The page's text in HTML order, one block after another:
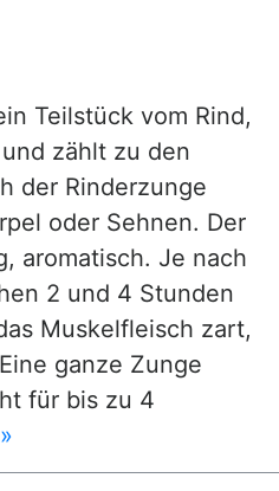
Teilstück vom Rind,
zählt zu den
der Rinderzunge
oder Sehnen. Der
aromatisch. Je nach
2 und 4 Stunden
Muskelfleisch zart,
ganze Zunge
für bis zu 4